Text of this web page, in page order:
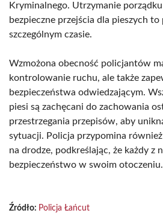
Kryminalnego. Utrzymanie
bezpieczne przejścia dla pieszych
szczególnym czasie.
Wzmożona obecność policjantów
kontrolowanie ruchu, ale także
bezpieczeństwa odwiedzającym.
piesi są zachęcani do zachowania
przestrzegania przepisów, aby
sytuacji. Policja przypomina
na drodze, podkreślając, że każdy z
bezpieczeństwo w swoim otoczeniu.
Źródło: Policja Łańcut